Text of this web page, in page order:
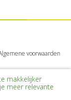
makkelijker
meer relevante
voorwaarden